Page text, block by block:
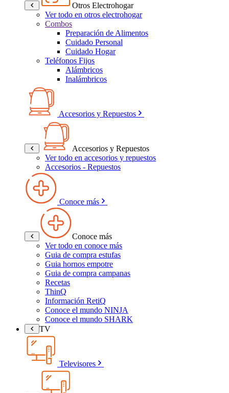
Otros Electrohogar
Ver todo en otros electrohogar
Combos
Preparación de Alimentos
Cuidado Personal
Cuidado Hogar
Teléfonos Fijos
Alámbricos
Inalámbricos
Accesorios y Repuestos
Accesorios y Repuestos
Ver todo en accesorios y repuestos
Accesorios - Repuestos
Conoce más
Conoce más
Ver todo en conoce más
Guia de compra estufas
Guia hornos empotre
Guia de compra campanas
Recetas
ThinQ
Información RetiQ
Conoce el mundo NINJA
Conoce el mundo SHARK
TV
Televisores